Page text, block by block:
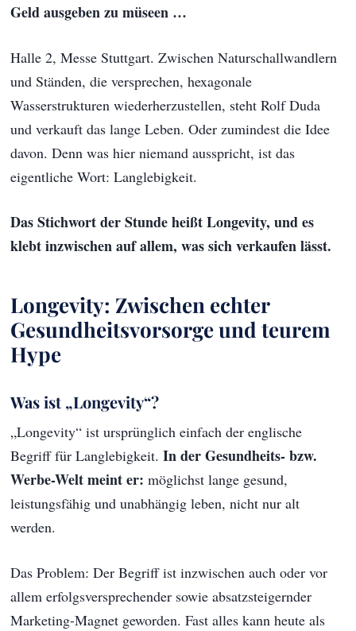
Geld ausgeben zu müseen …
Halle 2, Messe Stuttgart. Zwischen Naturschallwandlern
und Ständen, die versprechen, hexagonale
Wasserstrukturen wiederherzustellen, steht Rolf Duda
und verkauft das lange Leben. Oder zumindest die Idee
davon. Denn was hier niemand ausspricht, ist das
eigentliche Wort: Langlebigkeit.
Das Stichwort der Stunde heißt Longevity, und es
klebt inzwischen auf allem, was sich verkaufen lässt.
Longevity: Zwischen echter
Gesundheitsvorsorge und teurem
Hype
Was ist „Longevity“?
„Longevity“ ist ursprünglich einfach der englische
Begriff für Langlebigkeit.In der Gesundheits- bzw.
Werbe-Welt meint er: möglichst lange gesund,
leistungsfähig und unabhängig leben, nicht nur alt
werden.
Das Problem: Der Begriff ist inzwischen auch oder vor
allem erfolgsversprechender sowie absatzsteigernder
Marketing-Magnet geworden. Fast alles kann heute als